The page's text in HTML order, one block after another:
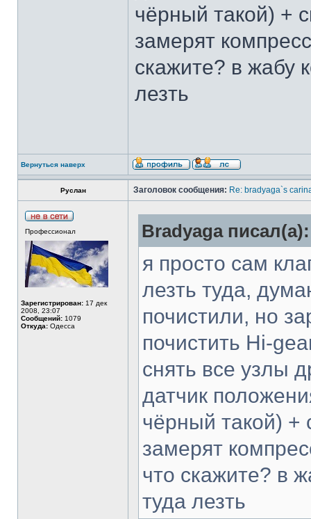
чёрный такой) +
замерят
скажите? в жабу
лезть
Вернуться наверх
Руслан Заголовок сообщения: Re: bradyaga`s
Профессионал
Зарегистрирован: 17 дек
2008, 23:07
Сообщений: 1079
Откуда: Одесса
Bradyaga писал(а):
я просто сам
лезть туда,
почистили, но
почистить Hi-
снять все узлы
датчик
чёрный такой) +
замерят
что скажите? в
туда лезть